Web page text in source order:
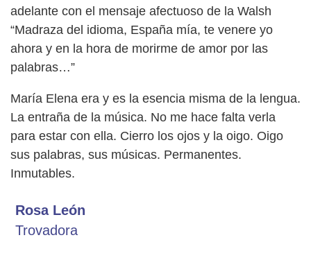
adelante con el mensaje afectuoso de la Walsh
“Madraza del idioma, España mía, te venere yo
ahora y en la hora de morirme de amor por las
palabras…”
María Elena era y es la esencia misma de la lengua.
La entraña de la música. No me hace falta verla
para estar con ella. Cierro los ojos y la oigo. Oigo
sus palabras, sus músicas. Permanentes.
Inmutables.
Rosa León
Trovadora